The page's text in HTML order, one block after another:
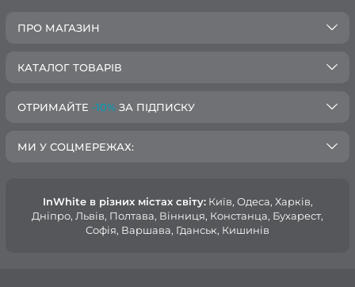
ПРО МАГАЗИН
КАТАЛОГ ТОВАРІВ
ОТРИМАЙТЕ -10% ЗА ПІДПИСКУ
МИ У СОЦМЕРЕЖАХ:
InWhite в різних містах світу:Київ, Одеса, Харків,
Дніпро, Львів, Полтава, Вінниця, Констанца, Бухарест,
Софія, Варшава, Гданськ, Кишинів